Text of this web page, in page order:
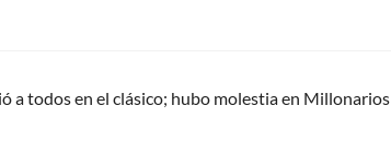
a todos en el clásico; hubo molestia en Millonarios